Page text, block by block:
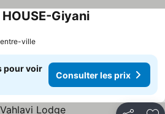
HOUSE-Giyani
ville
pour voir
Consulter les prix